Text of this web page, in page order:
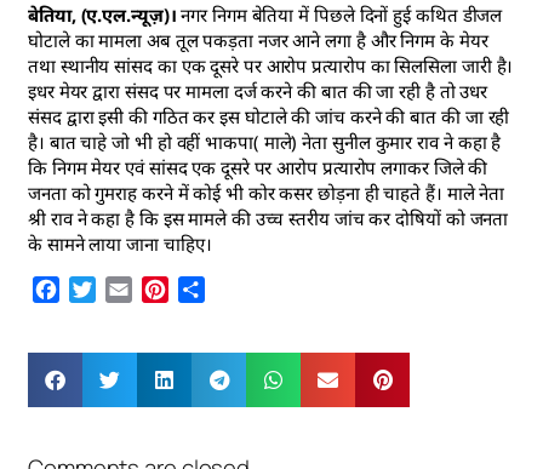
बेतिया, (ए.एल.न्यूज़)। नगर निगम बेतिया में पिछले दिनों हुई कथित डीजल
घोटाले का मामला अब तूल पकड़ता नजर आने लगा है और निगम के मेयर
तथा स्थानीय सांसद का एक दूसरे पर आरोप प्रत्यारोप का सिलसिला जारी है।
इधर मेयर द्वारा संसद पर मामला दर्ज करने की बात की जा रही है तो उधर
संसद द्वारा इसी की गठित कर इस घोटाले की जांच करने की बात की जा रही
है। बात चाहे जो भी हो वहीं भाकपा( माले) नेता सुनील कुमार राव ने कहा है
कि निगम मेयर एवं सांसद एक दूसरे पर आरोप प्रत्यारोप लगाकर जिले की
जनता को गुमराह करने में कोई भी कोर कसर छोड़ना ही चाहते हैं। माले नेता
श्री राव ने कहा है कि इस मामले की उच्च स्तरीय जांच कर दोषियों को जनता
के सामने लाया जाना चाहिए।
Facebook
Twitter
Email Pinterest